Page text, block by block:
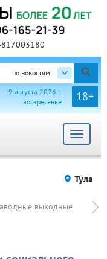
по новостям
18+
9 августа 2026 г.
воскресенье
Toggle
Тула
выходные